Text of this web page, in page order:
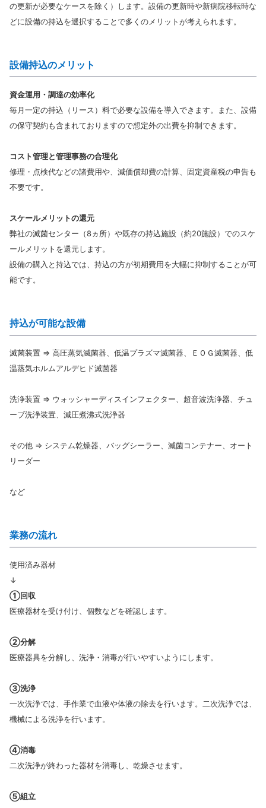
の更新が必要なケースを除く）します。設備の更新時や新病院移転時な
どに設備の持込を選択することで多くのメリットが考えられます。
設備持込のメリット
資金運用・調達の効率化
毎月一定の持込（リース）料で必要な設備を導入できます。また、設備
の保守契約も含まれておりますので想定外の出費を抑制できます。
コスト管理と管理事務の合理化
修理・点検代などの諸費用や、減価償却費の計算、固定資産税の申告も
不要です。
スケールメリットの還元
弊社の滅菌センター（8ヵ所）や既存の持込施設（約20施設）でのスケ
ールメリットを還元します。
設備の購入と持込では、持込の方が初期費用を大幅に抑制することが可
能です。
持込が可能な設備
滅菌装置 ⇒ 高圧蒸気滅菌器、低温プラズマ滅菌器、ＥＯＧ滅菌器、低
温蒸気ホルムアルデヒド滅菌器
洗浄装置 ⇒ ウォッシャーディスインフェクター、超音波洗浄器、チュ
ーブ洗浄装置、減圧煮沸式洗浄器
その他 ⇒ システム乾燥器、バッグシーラー、滅菌コンテナー、オート
リーダー
など
業務の流れ
使用済み器材
↓
①回収
医療器材を受け付け、個数などを確認します。
②分解
医療器具を分解し、洗浄・消毒が行いやすいようにします。
③洗浄
一次洗浄では、手作業で血液や体液の除去を行います。二次洗浄では、
機械による洗浄を行います。
④消毒
二次洗浄が終わった器材を消毒し、乾燥させます。
⑤組立